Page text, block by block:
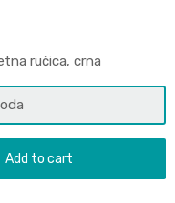
ručica, crna
Add to cart